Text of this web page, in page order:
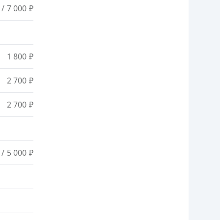
/ 7 000 ₽
1 800 ₽
2 700 ₽
2 700 ₽
/ 5 000 ₽